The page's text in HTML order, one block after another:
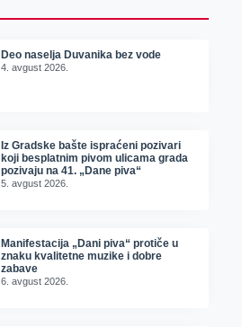
Deo naselja Duvanika bez vode
4. avgust 2026.
Iz Gradske bašte ispraćeni pozivari
koji besplatnim pivom ulicama grada
pozivaju na 41. „Dane piva“
5. avgust 2026.
Manifestacija „Dani piva“ protiče u
znaku kvalitetne muzike i dobre
zabave
6. avgust 2026.